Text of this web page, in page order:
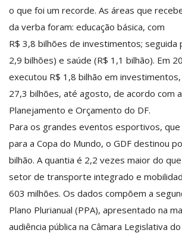
o que foi um recorde. As áreas que
da verba foram: educação básica, com
R$ 3,8 bilhões de investimentos; seguida
2,9 bilhões) e saúde (R$ 1,1 bilhão). Em
executou R$ 1,8 bilhão em
27,3 bilhões, até agosto, de acordo com
Planejamento e Orçamento do DF.
Para os grandes eventos esportivos, que
para a Copa do Mundo, o GDF destinou
bilhão. A quantia é 2,2 vezes maior do
setor de transporte integrado e
603 milhões. Os dados compõem a
Plano Plurianual (PPA), apresentado na
audiência pública na Câmara Legislativa do